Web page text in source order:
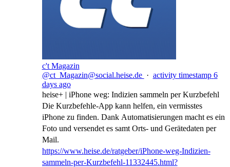
c't Magazin
@ct_Magazin@social.heise.de · activity timestamp 6
days ago
heise+ | iPhone weg: Indizien sammeln per Kurzbefehl
Die Kurzbefehle-App kann helfen, ein vermisstes
iPhone zu finden. Dank Automatisierungen macht es ein
Foto und versendet es samt Orts- und Gerätedaten per
Mail.
https://www.heise.de/ratgeber/iPhone-weg-Indizien-
sammeln-per-Kurzbefehl-11332445.html?